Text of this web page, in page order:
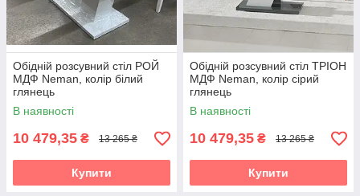
Обідній розсувний стіл РОЙ
МДФ Neman, колір білий
глянець
В наявності
10 479,35 ₴ 13 265 ₴
Купити
Обідній розсувний стіл ТРІОН
МДФ Neman, колір сірий
глянець
В наявності
10 479,35 ₴ 13 265 ₴
Купити